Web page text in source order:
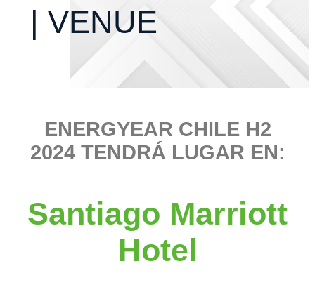
| VENUE
ENERGYEAR CHILE H2
2024 TENDRÁ LUGAR EN:
Santiago Marriott
Hotel